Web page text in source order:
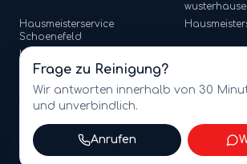
Hausmeisterservice
Schoenefeld
Hausmeisterservice
Oranienburg
Hausmeisterservice Strausberg
2026
amt multiservices GmbH · Märkische
Zossen · USt-ID: DE341721368
Frage zu Reinigung?
Wir antworten innerhalb von 30
und unverbindlich.
Anrufen